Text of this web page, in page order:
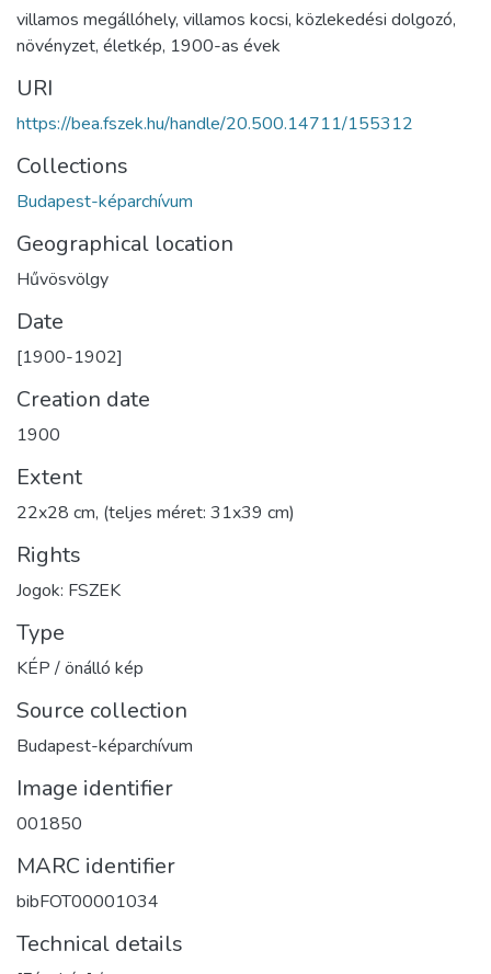
villamos megállóhely, villamos kocsi, közlekedési dolgozó,
növényzet, életkép, 1900-as évek
URI
https://bea.fszek.hu/handle/20.500.14711/155312
Collections
Budapest-képarchívum
Geographical location
Hűvösvölgy
Date
[1900-1902]
Creation date
1900
Extent
22x28 cm, (teljes méret: 31x39 cm)
Rights
Jogok: FSZEK
Type
KÉP / önálló kép
Source collection
Budapest-képarchívum
Image identifier
001850
MARC identifier
bibFOT00001034
Technical details